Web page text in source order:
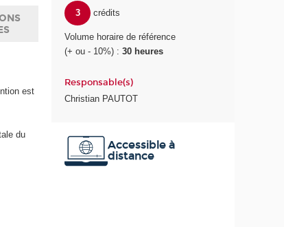
est
du
3
crédits
Volume horaire de référence
(+ ou - 10%) :30 heures
Responsable(s)
Christian PAUTOT
Accessible à
distance